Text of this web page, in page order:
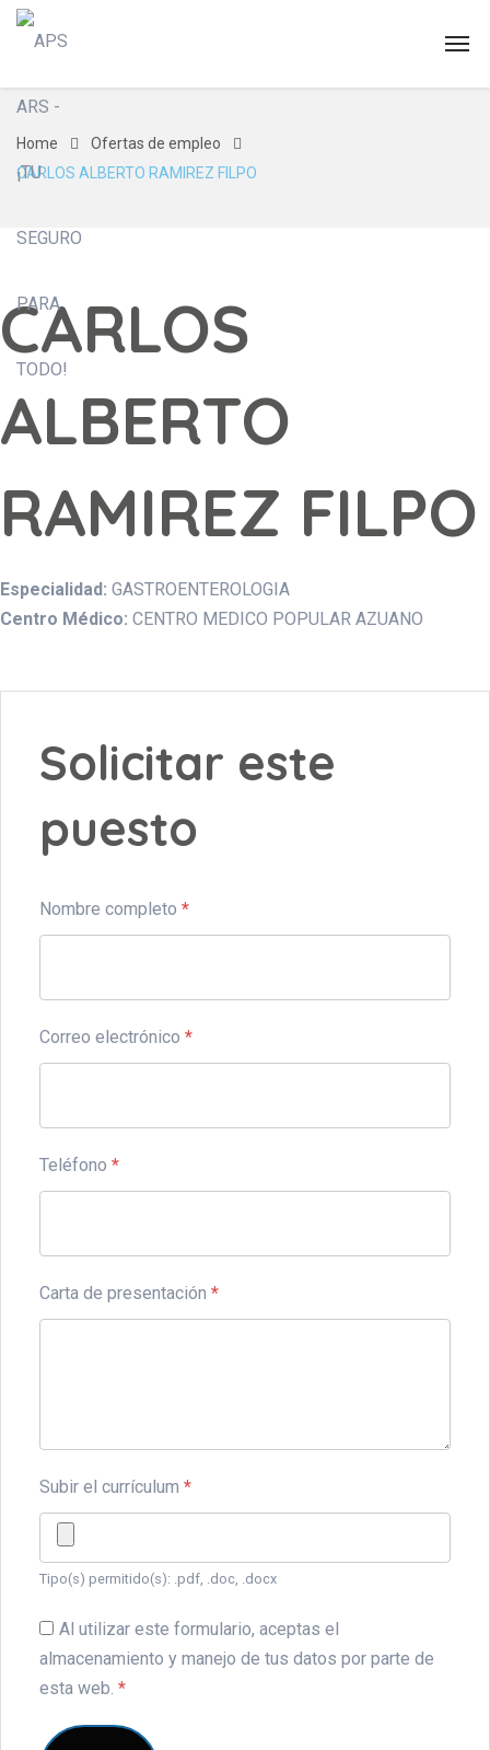
Home
Ofertas de empleo
CARLOS ALBERTO RAMIREZ FILPO
CARLOS
ALBERTO
RAMIREZ FILPO
Especialidad: GASTROENTEROLOGIA
Centro Médico: CENTRO MEDICO POPULAR AZUANO
Solicitar este
puesto
Nombre completo *
Correo electrónico *
Teléfono *
Carta de presentación *
Subir el currículum *
Tipo(s) permitido(s): .pdf, .doc, .docx
Al utilizar este formulario, aceptas el
almacenamiento y manejo de tus datos por parte de
esta web. *